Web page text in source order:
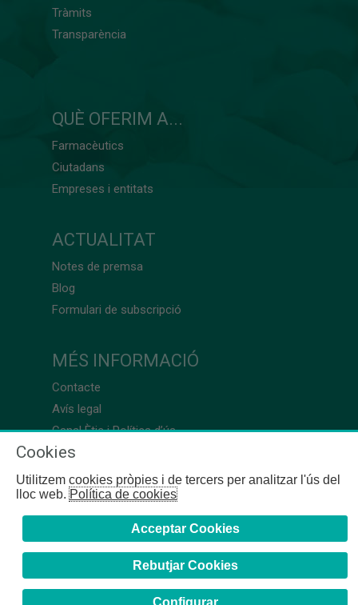
Tràmits
Transparència
QUÈ OFERIM A...
Farmacèutics
Ciutadans
Empreses i entitats
ACTUALITAT
Notes de premsa
Blog
Formulari de subscripció
MÉS INFORMACIÓ
Contacte
Avís legal
Canal Ètic i Política d’ús
Cookies
Utilitzem cookies pròpies i de tercers per analitzar l'ús del
lloc web.Política de cookies
Acceptar Cookies
Rebutjar Cookies
Configurar